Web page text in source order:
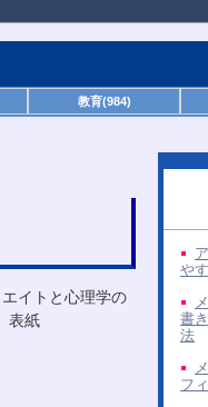
教育(984)
や
書
法
フ